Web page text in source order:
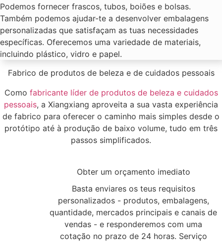
Podemos fornecer frascos, tubos, boiões e bolsas.
Também podemos ajudar-te a desenvolver embalagens
personalizadas que satisfaçam as tuas necessidades
específicas. Oferecemos uma variedade de materiais,
incluindo plástico, vidro e papel.
Fabrico de produtos de beleza e de cuidados pessoais
Como fabricante líder de produtos de beleza e cuidados
pessoais, a Xiangxiang aproveita a sua vasta experiência
de fabrico para oferecer o caminho mais simples desde o
protótipo até à produção de baixo volume, tudo em três
passos simplificados.
Obter um orçamento imediato
Basta enviares os teus requisitos
personalizados - produtos, embalagens,
quantidade, mercados principais e canais de
vendas - e responderemos com uma
cotação no prazo de 24 horas. Serviço